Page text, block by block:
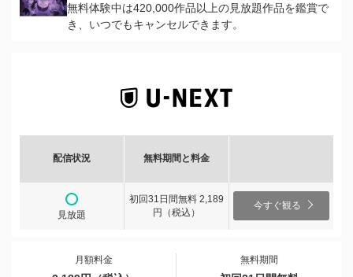
無料体験中は420,000作品以上の見放題作品を鑑賞で
き、いつでもキャンセルできます。
配信状況 無料期間と料金
見放題
初回31日間無料 2,189
円（税込）
今すぐ観る
月額料金 無料期間